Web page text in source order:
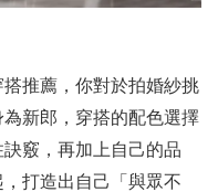
推薦，你對於拍婚紗挑
新郎，穿搭的配色選擇
竅，再加上自己的品
打造出自己「與眾不